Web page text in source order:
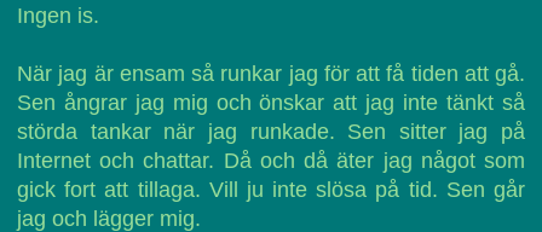
Ingen is.
När jag är ensam så runkar jag för att få tiden att gå.
Sen ångrar jag mig och önskar att jag inte tänkt så
störda tankar när jag runkade. Sen sitter jag på
Internet och chattar. Då och då äter jag något som
gick fort att tillaga. Vill ju inte slösa på tid. Sen går
jag och lägger mig.